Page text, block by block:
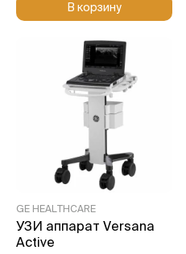
В корзину
GE HEALTHCARE
УЗИ аппарат Versana
Active